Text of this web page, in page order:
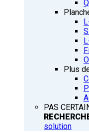
Plus
PAS
solution